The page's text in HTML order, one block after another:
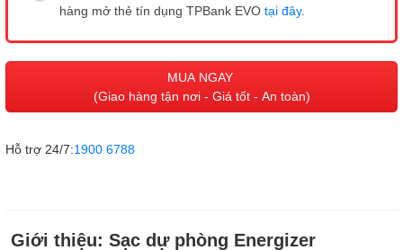
hàng mở thẻ tín dụng TPBank EVO tại đây.
MUA NGAY
(Giao hàng tận nơi - Giá tốt - An toàn)
Hỗ trợ 24/7:1900 6788
Giới thiệu: Sạc dự phòng Energizer